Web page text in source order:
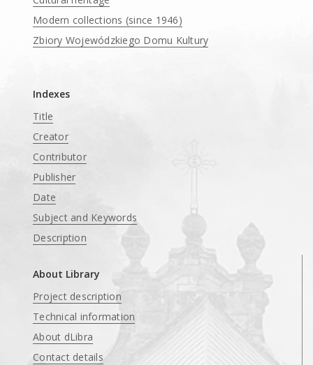
Modern collections (since 1946)
Zbiory Wojewódzkiego Domu Kultury
Indexes
Title
Creator
Contributor
Publisher
Date
Subject and Keywords
Description
About Library
Project description
Technical information
About dLibra
Contact details